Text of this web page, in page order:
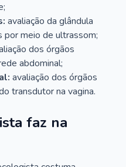
avaliação da glândula
por meio de ultrassom;
dos órgãos
abdominal;
avaliação dos órgãos
transdutor na vagina.
faz na